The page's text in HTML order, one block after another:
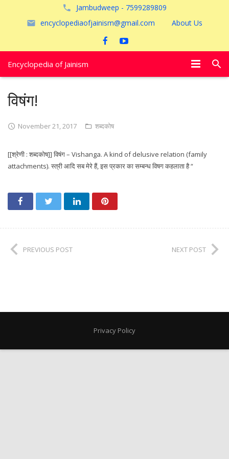
Jambudweep - 7599289809
encyclopediaofjainism@gmail.com
About Us
Encyclopedia of Jainism
अयोध्या
विषंग!
November 21, 2017 शब्दकोष
[[श्रेणी : शब्दकोष]] विषंग – Vishanga. A kind of delusive relation (family
attachments). स्त्री आदि सब मेरे हैं, इस प्रकार का सम्बन्ध विषग कहलाता है “
PREVIOUS POST NEXT POST
Privacy Policy